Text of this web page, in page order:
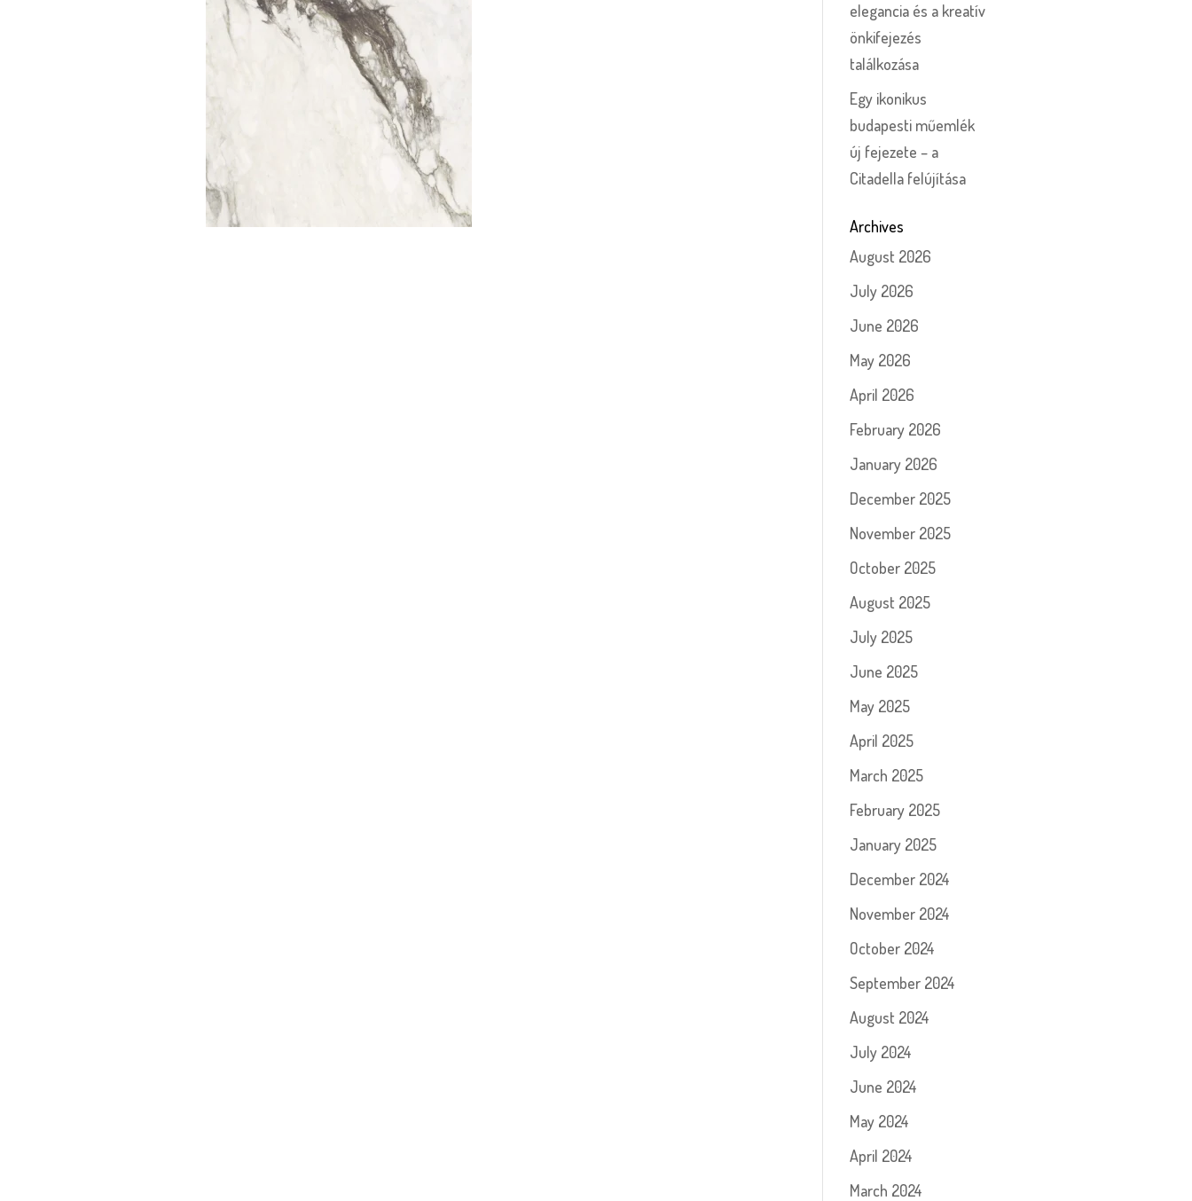
elegancia és a kreatív
önkifejezés
találkozása
Egy ikonikus
budapesti műemlék
új fejezete – a
Citadella felújítása
Archives
August 2026
July 2026
June 2026
May 2026
April 2026
February 2026
January 2026
December 2025
November 2025
October 2025
August 2025
July 2025
June 2025
May 2025
April 2025
March 2025
February 2025
January 2025
December 2024
November 2024
October 2024
September 2024
August 2024
July 2024
June 2024
May 2024
April 2024
March 2024